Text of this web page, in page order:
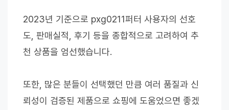
2023년 기준으로 pxg0211퍼터 사용자의 선호
도, 판매실적, 후기 등을 종합적으로 고려하여 추
천 상품을 엄선했습니다.
또한, 많은 분들이 선택했던 만큼 여러 품질과 신
뢰성이 검증된 제품으로 쇼핑에 도움었으면 좋겠